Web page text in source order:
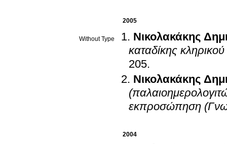
2005
Without Type
Νικολακάκης
καταδίκης
205.
Νικολακάκης
εκπροσώπηση
2004